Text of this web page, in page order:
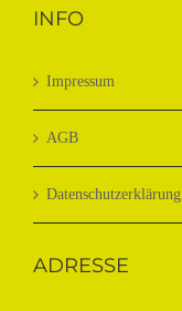
INFO
Impressum
AGB
Datenschutzerklärung
ADRESSE